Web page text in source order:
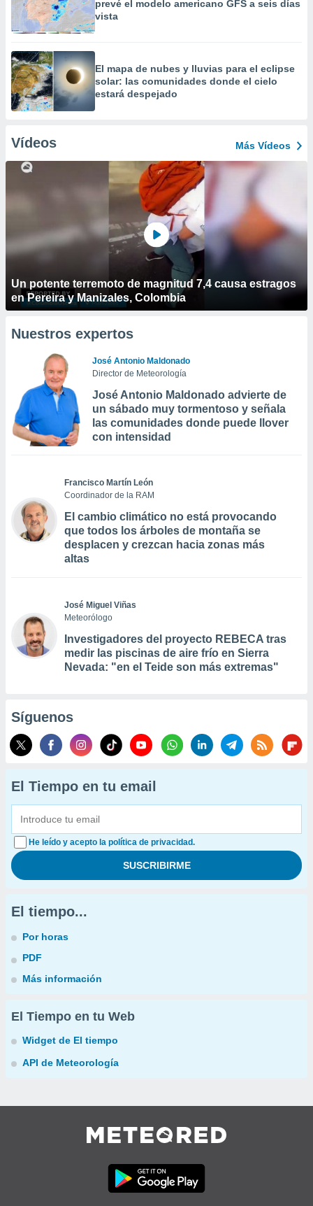
prevé el modelo americano GFS a seis días
vista
​El mapa de nubes y lluvias para el eclipse
solar: las comunidades donde el cielo
estará despejado
Vídeos Más Vídeos
Un potente terremoto de magnitud 7,4 causa estragos
en Pereira y Manizales, Colombia
Nuestros expertos
José Antonio Maldonado
Director de Meteorología
José Antonio Maldonado advierte de
un sábado muy tormentoso y señala
las comunidades donde puede llover
con intensidad
Francisco Martín León
Coordinador de la RAM
El cambio climático no está provocando
que todos los árboles de montaña se
desplacen y crezcan hacia zonas más
altas
José Miguel Viñas
Meteorólogo
Investigadores del proyecto REBECA tras
medir las piscinas de aire frío en Sierra
Nevada: "en el Teide son más extremas"
Síguenos
El Tiempo en tu email
He leído y acepto la política de privacidad.
El tiempo...
Por horas
PDF
Más información
El Tiempo en tu Web
Widget de El tiempo
API de Meteorología